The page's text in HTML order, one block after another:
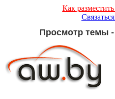
Как
Просмотр темы